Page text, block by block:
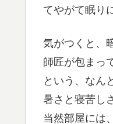
てやがて眠り
気がつくと、
師匠が包まっ
という、なん
暑さと寝苦し
当然部屋には